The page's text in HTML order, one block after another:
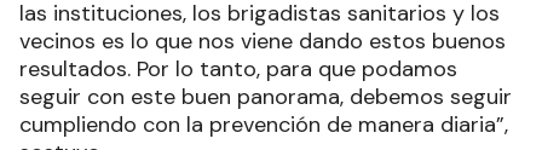
las instituciones, los brigadistas sanitarios y los
vecinos es lo que nos viene dando estos buenos
resultados. Por lo tanto, para que podamos
seguir con este buen panorama, debemos seguir
cumpliendo con la prevención de manera diaria”,